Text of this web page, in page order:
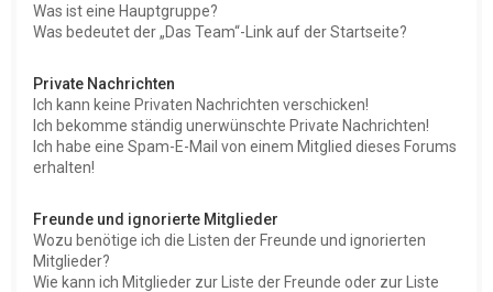
Was ist eine Hauptgruppe?
Was bedeutet der „Das Team“-Link auf der Startseite?
Private Nachrichten
Ich kann keine Privaten Nachrichten verschicken!
Ich bekomme ständig unerwünschte Private Nachrichten!
Ich habe eine Spam-E-Mail von einem Mitglied dieses Forums
erhalten!
Freunde und ignorierte Mitglieder
Wozu benötige ich die Listen der Freunde und ignorierten
Mitglieder?
Wie kann ich Mitglieder zur Liste der Freunde oder zur Liste